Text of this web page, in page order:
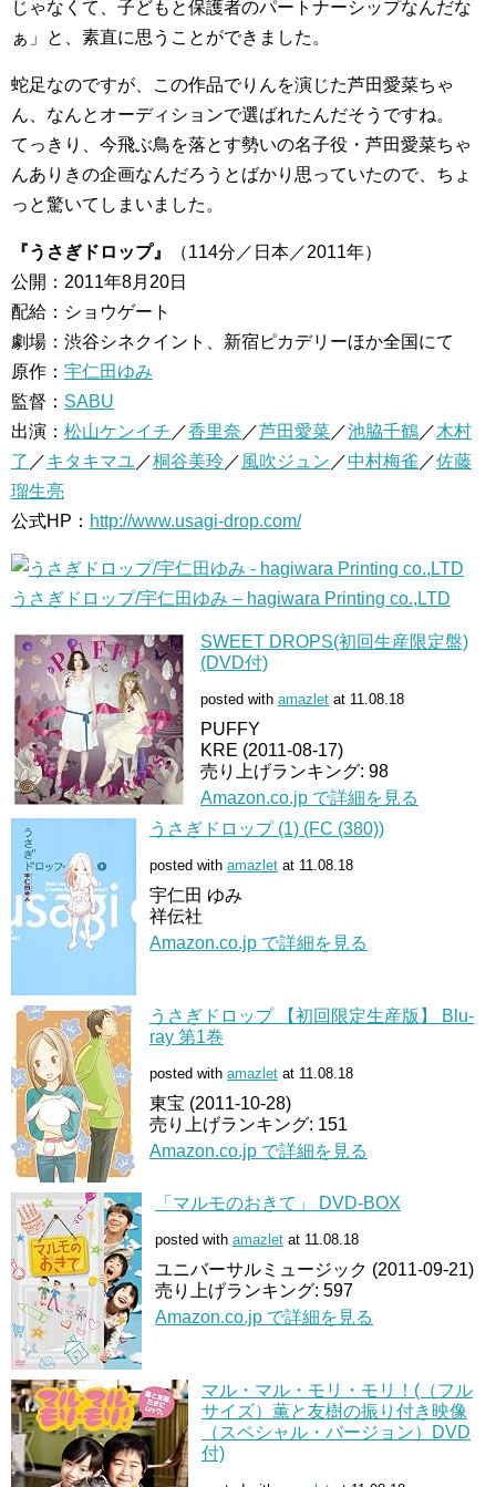
じゃなくて、子どもと保護者のパートナーシップなんだな
ぁ」と、素直に思うことができました。
蛇足なのですが、この作品でりんを演じた芦田愛菜ちゃ
ん、なんとオーディションで選ばれたんだそうですね。
てっきり、今飛ぶ鳥を落とす勢いの名子役・芦田愛菜ちゃ
んありきの企画なんだろうとばかり思っていたので、ちょ
っと驚いてしまいました。
『うさぎドロップ』
（114分／日本／2011年）
公開：2011年8月20日
配給：ショウゲート
劇場：渋谷シネクイント、新宿ピカデリーほか全国にて
原作： 宇仁田ゆみ
監督： SABU
出演： 松山ケンイチ ／香里奈 ／芦田愛菜／池脇千鶴／木村
了 ／キタキマユ ／桐谷美玲 ／ 風吹ジュン ／中村梅雀 ／佐藤
瑠生亮
公式HP： http://www.usagi-drop.com/
うさぎドロップ/宇仁田ゆみ – hagiwara Printing co.,LTD
SWEET DROPS(初回生産限定盤)
(DVD付)
posted with amazlet at 11.08.18
PUFFY
KRE (2011-08-17)
売り上げランキング: 98
Amazon.co.jp で詳細を見る
うさぎドロップ (1) (FC (380))
posted with amazlet at 11.08.18
宇仁田 ゆみ
祥伝社
Amazon.co.jp で詳細を見る
うさぎドロップ 【初回限定生産版】 Blu-
ray 第1巻
posted with amazlet at 11.08.18
東宝 (2011-10-28)
売り上げランキング: 151
Amazon.co.jp で詳細を見る
「マルモのおきて」 DVD-BOX
posted with amazlet at 11.08.18
ユニバーサルミュージック (2011-09-21)
売り上げランキング: 597
Amazon.co.jp で詳細を見る
マル・マル・モリ・モリ！(（フル
サイズ）薫と友樹の振り付き映像
（スペシャル・バージョン）DVD
付)